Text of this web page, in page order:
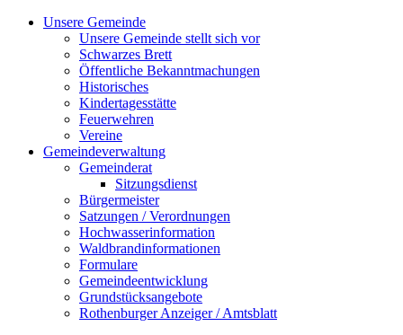
Zum
Unsere Gemeinde
Unsere Gemeinde stellt sich vor
Schwarzes Brett
Öffentliche Bekanntmachungen
Historisches
Kindertagesstätte
Feuerwehren
Vereine
Gemeindeverwaltung
Gemeinderat
Sitzungsdienst
Bürgermeister
Satzungen / Verordnungen
Hochwasserinformation
Waldbrandinformationen
Formulare
Gemeindeentwicklung
Grundstücksangebote
Rothenburger Anzeiger / Amtsblatt